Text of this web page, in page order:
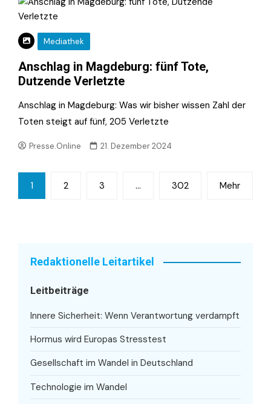
Mediathek
Anschlag in Magdeburg: fünf Tote,
Dutzende Verletzte
Anschlag in Magdeburg: Was wir bisher wissen Zahl der
Toten steigt auf fünf, 205 Verletzte
Presse.Online 21. Dezember 2024
Seitennummerierung
der
1 2 3 … 302 Mehr
Redaktionelle Leitartikel
Leitbeiträge
Innere Sicherheit: Wenn Verantwortung verdampft
Hormus wird Europas Stresstest
Gesellschaft im Wandel in Deutschland
Technologie im Wandel